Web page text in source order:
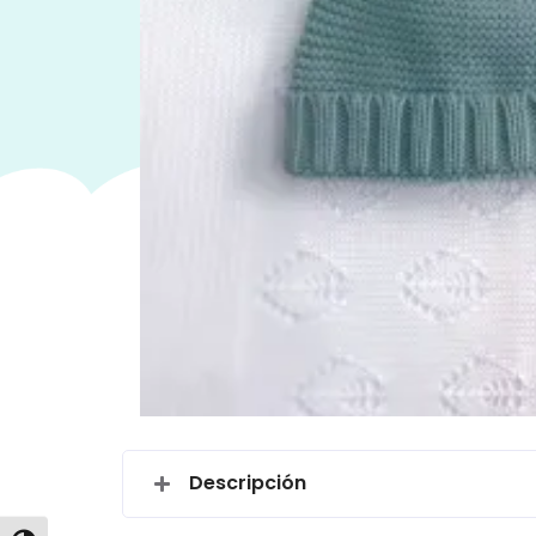
Descripción